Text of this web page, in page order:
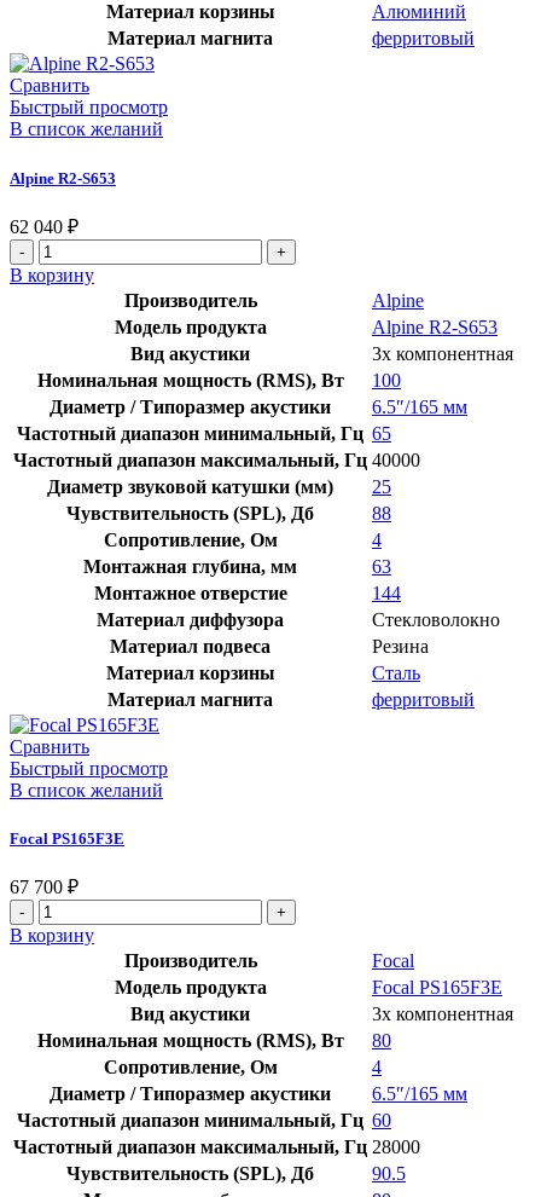
Материал корзины
Алюминий
Материал магнита
ферритовый
Сравнить
Быстрый просмотр
В список желаний
Alpine R2-S653
62 040 ₽
Количество
товара
Alpine
В корзину
Производитель
Alpine
Модель продукта
Alpine R2-S653
Вид акустики
3х компонентная
Номинальная мощность (RMS), Вт
100
Диаметр / Типоразмер акустики
6.5″/165 мм
Частотный диапазон минимальный, Гц 65
Частотный диапазон максимальный, Гц 40000
Диаметр звуковой катушки (мм)
25
Чувствительность (SPL), Дб
88
Сопротивление, Ом
4
Монтажная глубина, мм
63
Монтажное отверстие
144
Материал диффузора
Стекловолокно
Материал подвеса
Резина
Материал корзины
Сталь
Материал магнита
ферритовый
Сравнить
Быстрый просмотр
В список желаний
Focal PS165F3E
67 700 ₽
Количество
товара
Focal
В корзину
Производитель
Focal
Модель продукта
Focal PS165F3E
Вид акустики
3х компонентная
Номинальная мощность (RMS), Вт
80
Сопротивление, Ом
4
Диаметр / Типоразмер акустики
6.5″/165 мм
Частотный диапазон минимальный, Гц 60
Частотный диапазон максимальный, Гц 28000
Чувствительность (SPL), Дб
90.5